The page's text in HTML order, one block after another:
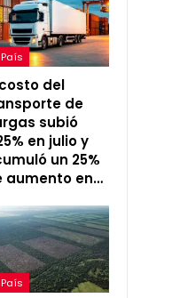
País
del
de
subió
en julio y
un 25%
aumento en…
País